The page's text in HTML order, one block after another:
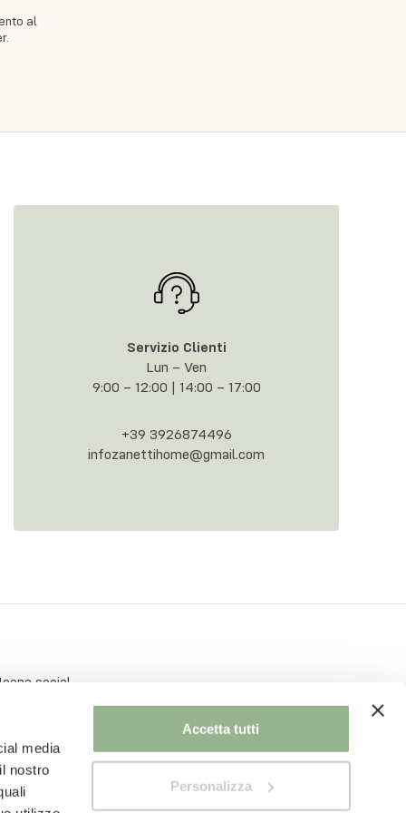
media
nostro
Accetta tutti
Personalizza
al
Servizio Clienti
Lun – Ven
9:00 – 12:00 | 14:00 – 17:00
+39 3926874496
infozanettihome@gmail.com